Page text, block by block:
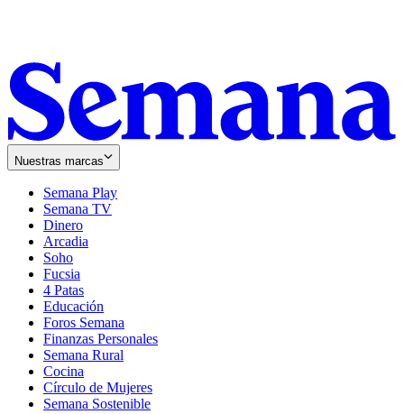
Nuestras marcas
Semana Play
Semana TV
Dinero
Arcadia
Soho
in
new
window
Fucsia
in
new
window
4 Patas
Educación
Foros Semana
Finanzas Personales
Semana Rural
Cocina
Círculo de Mujeres
Semana Sostenible